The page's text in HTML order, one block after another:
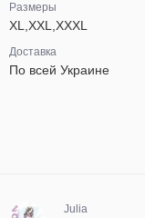
Размеры
XL,XXL,XXXL
Доставка
По всей Украине
Julia